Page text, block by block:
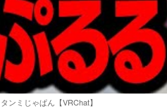
ンミじゃぱん【VRChat】